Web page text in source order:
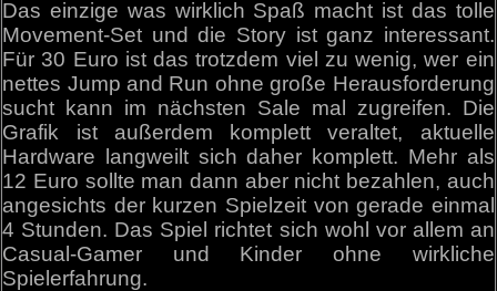
Das einzige was wirklich Spaß macht ist das tolle
Movement-Set und die Story ist ganz interessant.
Für 30 Euro ist das trotzdem viel zu wenig, wer ein
nettes Jump and Run ohne große Herausforderung
sucht kann im nächsten Sale mal zugreifen. Die
Grafik ist außerdem komplett veraltet, aktuelle
Hardware langweilt sich daher komplett. Mehr als
12 Euro sollte man dann aber nicht bezahlen, auch
angesichts der kurzen Spielzeit von gerade einmal
4 Stunden. Das Spiel richtet sich wohl vor allem an
Casual-Gamer und Kinder ohne wirkliche
Spielerfahrung.